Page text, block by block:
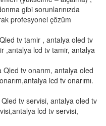
gibi sorunlarınızda
profesyonel çözüm
tv tamir , antalya oled tv
,antalya lcd tv tamir, antalya
tv onarım, antalya oled
lcd tv onarımı.
tv servisi, antalya oled tv
lcd tv servisi,